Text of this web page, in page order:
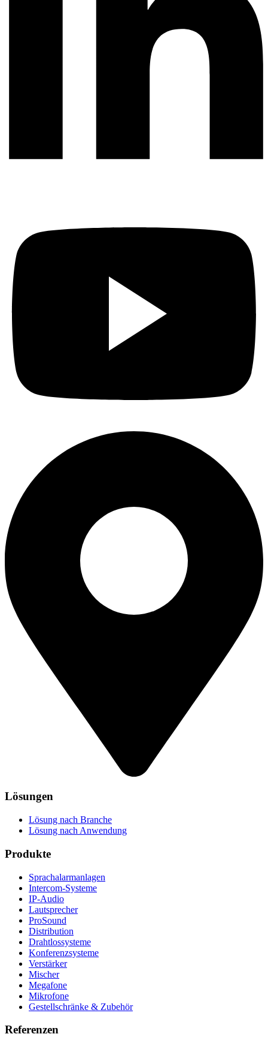
Lösungen
Lösung nach Branche
Lösung nach Anwendung
Produkte
Sprachalarmanlagen
Intercom-Systeme
IP-Audio
Lautsprecher
ProSound
Distribution
Drahtlossysteme
Konferenzsysteme
Verstärker
Mischer
Megafone
Mikrofone
Gestellschränke & Zubehör
Referenzen